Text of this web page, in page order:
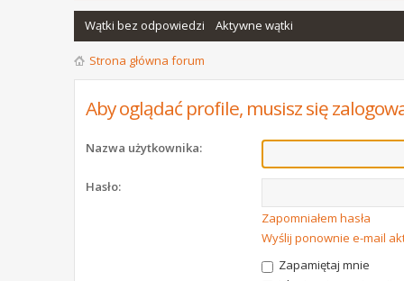
Wątki bez odpowiedzi Aktywne wątki
Strona główna forum
Aby oglądać profile, musisz się
Nazwa użytkownika:
Hasło:
Zapomniałem hasła
Wyślij ponownie e-mail
Zapamiętaj mnie